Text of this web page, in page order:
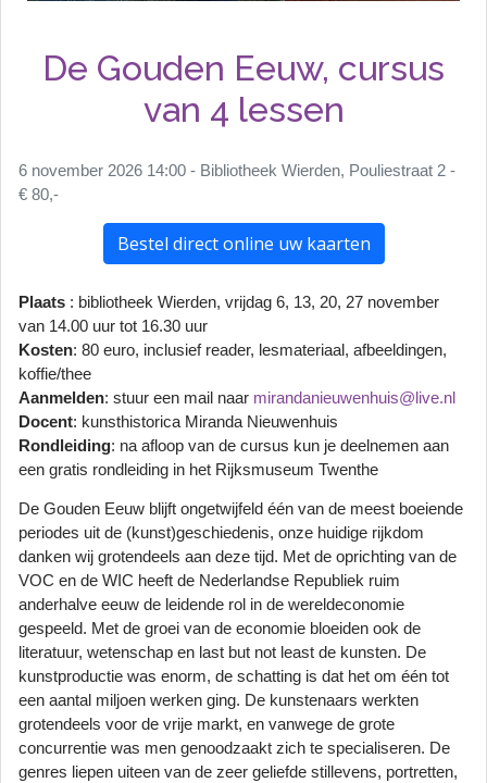
De Gouden Eeuw, cursus
van 4 lessen
6 november 2026 14:00 - Bibliotheek Wierden, Pouliestraat 2 -
€ 80,-
Bestel direct online uw kaarten
Plaats : bibliotheek Wierden, vrijdag 6, 13, 20, 27 november
van 14.00 uur tot 16.30 uur
Kosten: 80 euro, inclusief reader, lesmateriaal, afbeeldingen,
koffie/thee
Aanmelden: stuur een mail naar mirandanieuwenhuis@live.nl
Docent: kunsthistorica Miranda Nieuwenhuis
Rondleiding: na afloop van de cursus kun je deelnemen aan
een gratis rondleiding in het Rijksmuseum Twenthe
De Gouden Eeuw blijft ongetwijfeld één van de meest boeiende
periodes uit de (kunst)geschiedenis, onze huidige rijkdom
danken wij grotendeels aan deze tijd. Met de oprichting van de
VOC en de WIC heeft de Nederlandse Republiek ruim
anderhalve eeuw de leidende rol in de wereldeconomie
gespeeld. Met de groei van de economie bloeiden ook de
literatuur, wetenschap en last but not least de kunsten. De
kunstproductie was enorm, de schatting is dat het om één tot
een aantal miljoen werken ging. De kunstenaars werkten
grotendeels voor de vrije markt, en vanwege de grote
concurrentie was men genoodzaakt zich te specialiseren. De
genres liepen uiteen van de zeer geliefde stillevens, portretten,